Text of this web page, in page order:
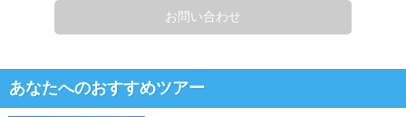
お問い合わせ
あなたへのおすすめツアー